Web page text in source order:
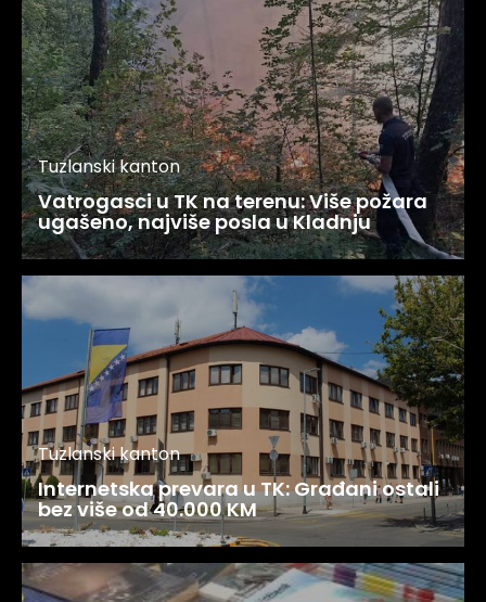
Tuzlanski kanton
Vatrogasci u TK na terenu: Više požara
ugašeno, najviše posla u Kladnju
Tuzlanski kanton
Internetska prevara u TK: Građani ostali
bez više od 40.000 KM